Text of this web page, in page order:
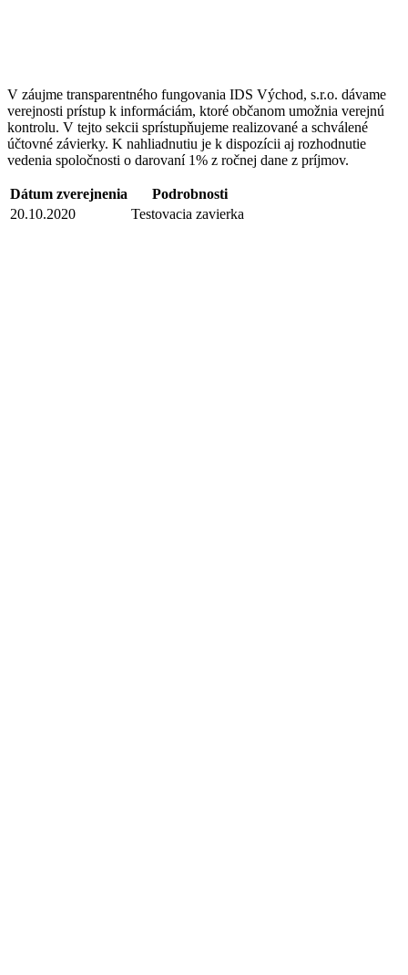
V záujme transparentného fungovania IDS Východ, s.r.o. dávame
verejnosti prístup k informáciám, ktoré občanom umožnia verejnú
kontrolu. V tejto sekcii sprístupňujeme realizované a schválené
účtovné závierky. K nahliadnutiu je k dispozícii aj rozhodnutie
vedenia spoločnosti o darovaní 1% z ročnej dane z príjmov.
Dátum zverejnenia
Podrobnosti
20.10.2020
Testovacia zavierka